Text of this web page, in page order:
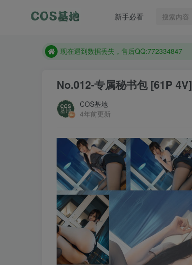
新手必看
想看那个coser作品，请在搜索框搜索
售后QQ:772334847
No.012-专属秘书包 [61P 4V]
COS基地
4年前更新